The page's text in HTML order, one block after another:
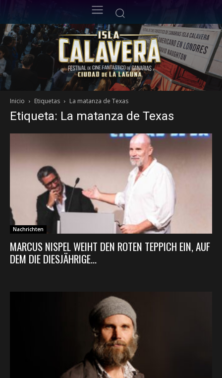
Inicio Etiquetas La matanza de Texas
Etiqueta: La matanza de Texas
Nachrichten
MARCUS NISPEL WEIHT DEN ROTEN TEPPICH EIN, AUF
DEM DIE DIESJÄHRIGE...